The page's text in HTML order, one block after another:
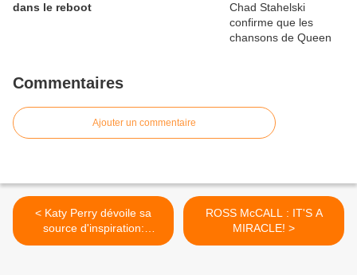
dans le reboot
Commentaires
Ajouter un commentaire
< Katy Perry dévoile sa
source d'inspiration:
Freddie Mercury!
ROSS McCALL : IT'S A
MIRACLE! >